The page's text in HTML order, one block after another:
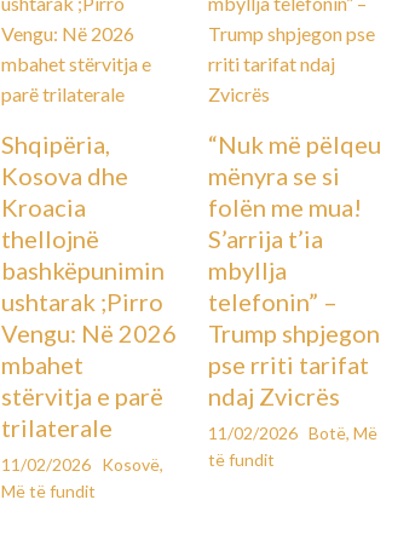
Shqipëria,
Kosova dhe
Kroacia
thellojnë
bashkëpunimin
ushtarak ;Pirro
Vengu: Në 2026
mbahet
stërvitja e parë
trilaterale
11/02/2026 Kosovë,
Më të fundit
“Nuk më pëlqeu
mënyra se si
folën me mua!
S’arrija t’ia
mbyllja
telefonin” –
Trump shpjegon
pse rriti tarifat
ndaj Zvicrës
11/02/2026 Botë,Më
të fundit